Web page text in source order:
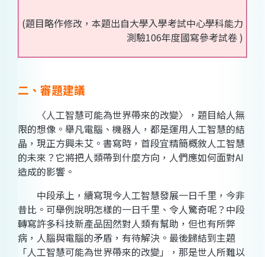
(題目略作修改，本題出自大學入學考試中心學科能力
測驗106年度國寫參考試卷 )
二、審題建議
〈人工智慧可能為世界帶來的改變〉，題目給人無
限的想像。舉凡電腦、機器人，都是運用人工智慧的結
晶，現正方興未艾。書寫時，首段宜精簡概敘人工智慧
的未來？它將把人類帶到什麼方向，人們應如何面對AI
造成的影響。
中段承上，續寫現今人工智慧發展一日千里，今非
昔比。可舉例說明怎樣的一日千里、令人驚奇呢？中段
轉寫許多科技新產品固然對人類有幫助，但也有所弊
病，人腦與電腦的矛盾，有待解決。最後歸結到主題
「人工智慧可能為世界帶來的改變」，那是世人所難以